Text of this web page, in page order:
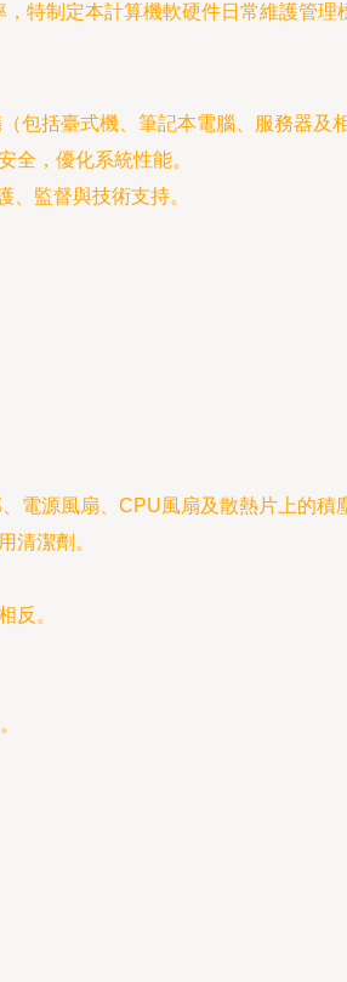
特制定本計算機軟硬件日常維護管理
包括臺式機、筆記本電腦、服務器及
全，優化系統性能。
監督與技術支持。
電源風扇、CPU風扇及散熱片上的積
清潔劑。
反。